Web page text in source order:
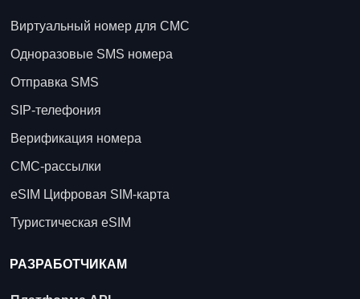
Виртуальный номер для СМС
Одноразовые SMS номера
Отправка SMS
SIP-телефония
Верификация номера
СМС-рассылки
eSIM Цифровая SIM-карта
Туристическая eSIM
РАЗРАБОТЧИКАМ